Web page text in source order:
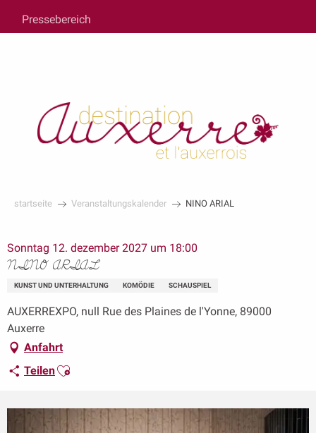
contenu
principal
Pressebereich
startseite Veranstaltungskalender NINO ARIAL
Sonntag 12. dezember 2027 um 18:00
NINO ARIAL
KUNST UND UNTERHALTUNG KOMÖDIE SCHAUSPIEL
AUXERREXPO, null Rue des Plaines de l'Yonne, 89000
Auxerre
Anfahrt
TeilenAjouter aux favoris